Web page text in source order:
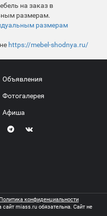
на заказ в
размерам.
размерам
https://mebel-shodnya.ru/
Объявления
Фотогалерея
Афиша
Политика конфиденциальности
miass.ru обязательна. Сайт не